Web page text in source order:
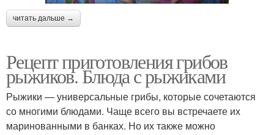
читать дальше →
Рецепт приготовления грибов
рыжиков. Блюда с рыжиками
Рыжики — универсальные грибы, которые сочетаются
со многими блюдами. Чаще всего вы встречаете их
маринованными в банках. Но их также можно